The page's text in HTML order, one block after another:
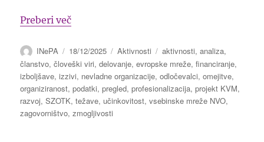
Preberi več“Analiza izzivov in težav pri delovanju
Avtor
INePA
Objavljeno
dne
18/12/2025 Kategorije
Aktivnosti Oznake
aktivnosti,analiza,
članstvo,človeški viri,delovanje,evropske mreže,financiranje,
izboljšave,izzivi, nevladne organizacije,odločevalci,omejitve,
organiziranost,podatki,pregled,profesionalizacija,projekt KVM,
razvoj,SZOTK,težave, učinkovitost,vsebinske mreže NVO,
zagovorništvo,zmogljivosti